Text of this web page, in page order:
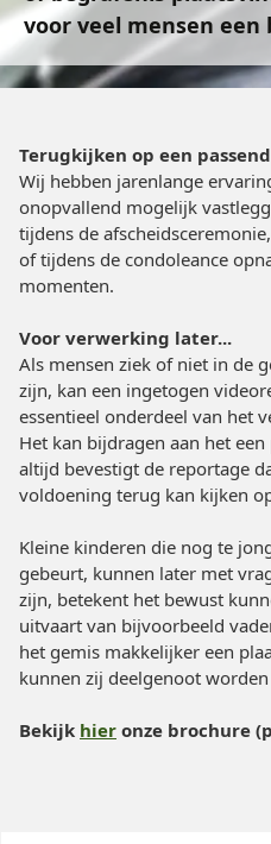
voor veel mensen
Terugkijken op een
Wij hebben jarenlange
onopvallend mogelijk
tijdens de
of tijdens de condoleance
momenten.
Voor verwerking later...
Als mensen ziek of niet in de
zijn, kan een ingetogen
essentieel onderdeel van het
Het kan bijdragen aan het
altijd bevestigt de reportage
voldoening terug kan kijken
Kleine kinderen die nog te
gebeurt, kunnen later met
zijn, betekent het bewust
uitvaart van bijvoorbeeld
het gemis makkelijker een
kunnen zij deelgenoot
Bekijk hier onze brochure